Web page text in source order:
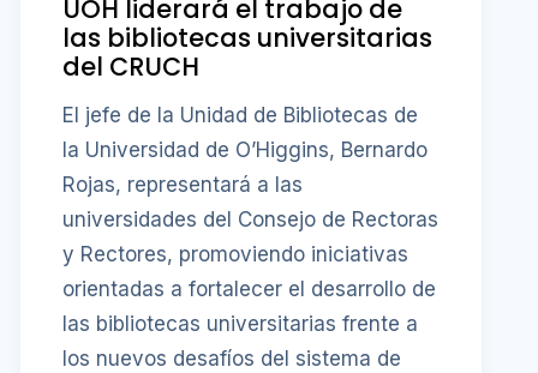
UOH liderará el trabajo de
las bibliotecas universitarias
del CRUCH
El jefe de la Unidad de Bibliotecas de
la Universidad de O’Higgins, Bernardo
Rojas, representará a las
universidades del Consejo de Rectoras
y Rectores, promoviendo iniciativas
orientadas a fortalecer el desarrollo de
las bibliotecas universitarias frente a
los nuevos desafíos del sistema de